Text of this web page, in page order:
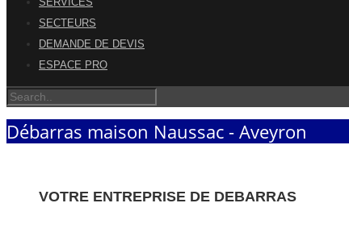
SECTEURS
DEMANDE DE DEVIS
ESPACE PRO
Débarras maison Naussac - Aveyron
VOTRE ENTREPRISE DE DEBARRAS